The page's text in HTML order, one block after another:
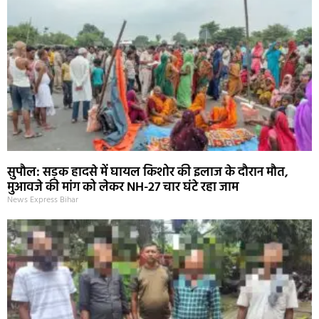
सुपौल: सड़क हादसे में घायल किशोर की इलाज के दौरान मौत,
मुआवजे की मांग को लेकर NH-27 चार घंटे रहा जाम
News Express Bihar